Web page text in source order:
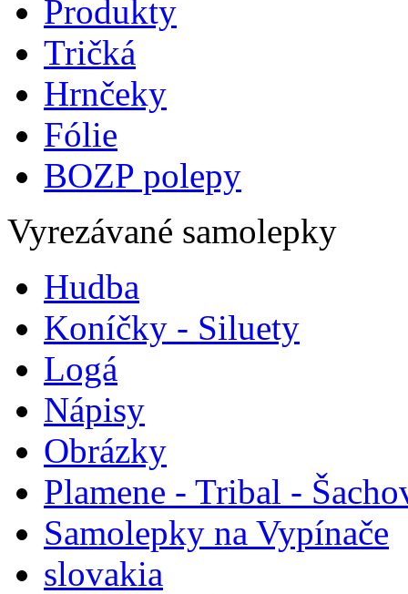
Produkty
Tričká
Hrnčeky
Fólie
BOZP polepy
Vyrezávané samolepky
Hudba
Koníčky - Siluety
Logá
Nápisy
Obrázky
Plamene - Tribal -
Samolepky na Vypínače
slovakia